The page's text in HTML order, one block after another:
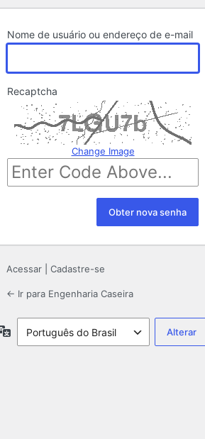
Nome de usuário ou endereço de e-mail
Recaptcha
Change Image
Acessar Cadastre-se
← Ir para Engenharia Caseira
Idioma